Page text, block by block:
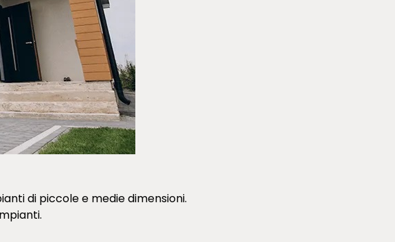
di piccole e medie dimensioni.